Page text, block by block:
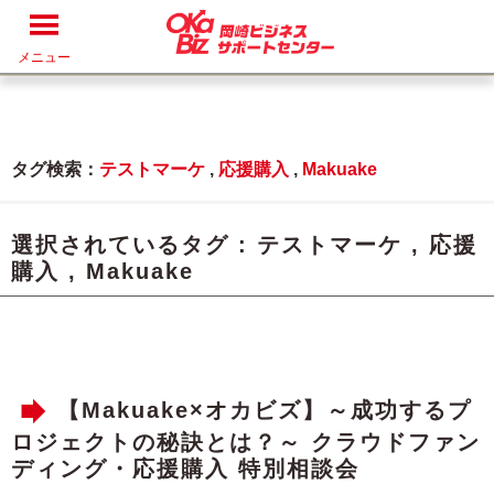
メニュー
タグ検索： テストマーケ , 応援購入 , Makuake
選択されているタグ : テストマーケ , 応援
購入
, Makuake
【Makuake×オカビズ】～成功するプ
ロジェクトの秘訣とは？～ クラウドファン
ディング・応援購入 特別相談会